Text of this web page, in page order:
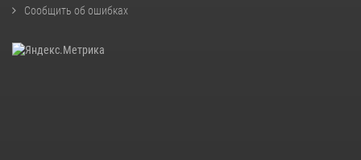
Сообщить об ошибках